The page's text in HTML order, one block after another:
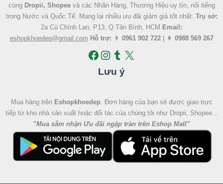
cùng Dropii, Shopeevà các Nhãn Hàng, Thương Hiệu uy tín, nổi tiếng
trong Nước và Quốc Tế. Mang lại nhiều ưu đãi giảm giá tốt nhất. Trụ sở:
2a Cù Chính Lan, P13, Q.Tân Bình, HCM Email:
eshopkhoedep@gmail.com Hỗ trợ: 👨 0961 902 722| 👩 0988 569 267
Lưu ý
Mua hàng trên Eshopkhoedep. Đơn hàng của bạn sẻ được giao trực
tiếp từ kho nhà sản xuất hoặc đối tác của chúng tôi như Dropii, Shopee...
"Mua sắm nhận Ưu đãi ngập tràn trên Eshop Mall"